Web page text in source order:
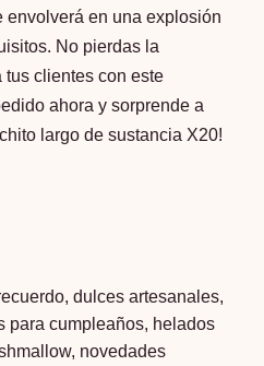
envolverá en una explosión
No pierdas la
clientes con este
ahora y sorprende a
largo de sustancia X20!
,dulces artesanales,
para cumpleaños, helados
, novedades